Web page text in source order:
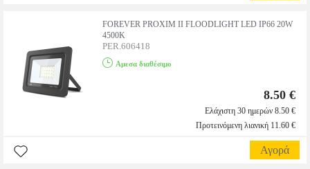
FOREVER PROXIM II FLOODLIGHT LED IP66 20W
4500K
PER.606418
Αμεσα διαθέσιμο
8.50 €
Ελάχιστη 30 ημερών 8.50 €
Προτεινόμενη λιανική 11.60 €
Αγορά